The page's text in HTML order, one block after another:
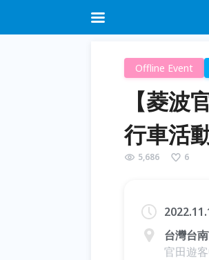
Offline Event
【菱波
行車活
5,686 6
台灣台
官田遊